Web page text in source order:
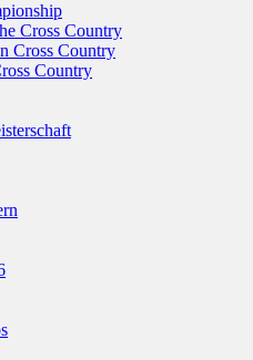
Cross Country
Cross Country
Country